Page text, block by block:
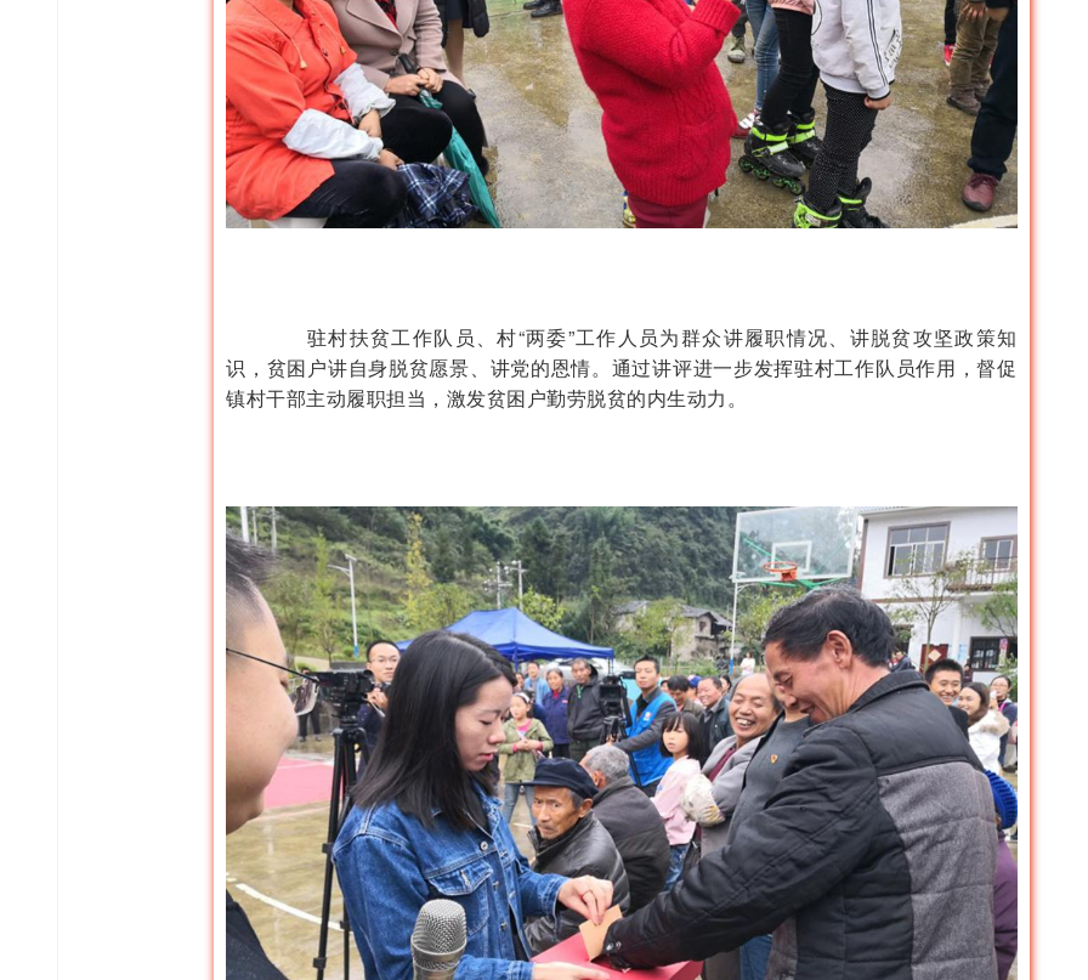
驻村扶贫工作队员、村“两委”工作人员为群众讲履职情况、讲脱贫攻坚政策知
识，贫困户讲自身脱贫愿景、讲党的恩情。通过讲评进一步发挥驻村工作队员作用，督促
镇村干部主动履职担当，激发贫困户勤劳脱贫的内生动力。